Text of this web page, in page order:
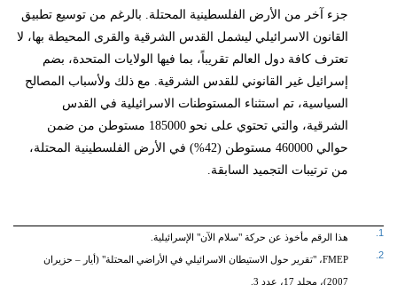
جزء آخر من الأرض الفلسطينية المحتلة. بالرغم من توسيع تطبيق
القانون الاسرائيلي ليشمل القدس الشرقية والقرى المحيطة بها، لا
تعترف كافة دول العالم تقريباً، بما فيها الولايات المتحدة، بضم
إسرائيل غير القانوني للقدس الشرقية. مع ذلك ولأسباب المصالح
السياسية، تم استثناء المستوطنات الاسرائيلية في القدس
الشرقية، والتي تحتوي على نحو 185000 مستوطن من ضمن
حوالي 460000 مستوطن (42%) في الأرض الفلسطينية المحتلة،
من ترتيبات التجميد السابقة.
1.
هذا الرقم مأخوذ عن حركة "سلام الآن" الإسرائيلية.
2.
FMEP، "تقرير حول الاستيطان الاسرائيلي في الأراضي المحتلة" (أيار – حزيران
2007)، مجلد 17، عدد 3.